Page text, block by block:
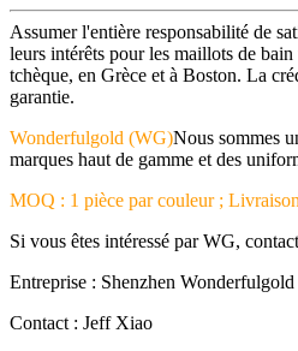
Assumer l'entière responsabilité de
leurs intérêts pour les maillots de
tchèque, en Grèce et à Boston. La
garantie.
Wonderfulgold (WG)Nous sommes
marques haut de gamme et des
MOQ : 1 pièce par couleur ;
Si vous êtes intéressé par WG,
Entreprise : Shenzhen
Contact : Jeff Xiao